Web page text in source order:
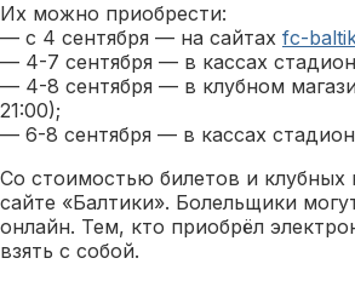
Их можно приобрести:
— с 4 сентября — на сайтах fc-
— 4-7 сентября — в кассах
— 4-8 сентября — в клубном
21:00);
— 6-8 сентября — в кассах
Со стоимостью билетов и
сайте «Балтики». Болельщики
онлайн. Тем, кто приобрёл
взять с собой.